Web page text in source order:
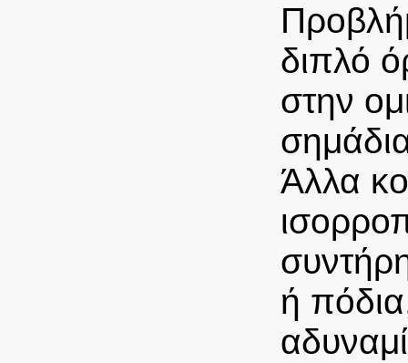
διπλό
στην
Άλλα
ή